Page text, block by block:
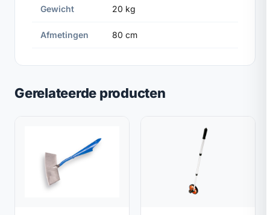
Gewicht 20 kg
Afmetingen 80 cm
Gerelateerde producten